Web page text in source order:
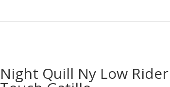
Night Quill Ny Low Rider